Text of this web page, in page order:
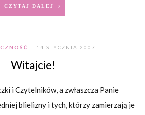
CZYTAJ DALEJ
- 14 STYCZNIA 2007
Witajcie!
i Czytelników, a zwłaszcza Panie
blielizny i tych, którzy zamierzają je